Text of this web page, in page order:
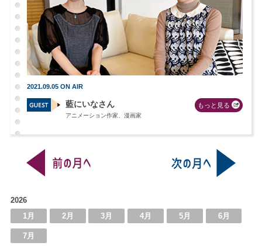
2021.09.05 ON AIR
藍にいなさん
アニメーション作家、漫画家
もっと見る
2026
1月
2月 3月 4月 5月 6月
7月